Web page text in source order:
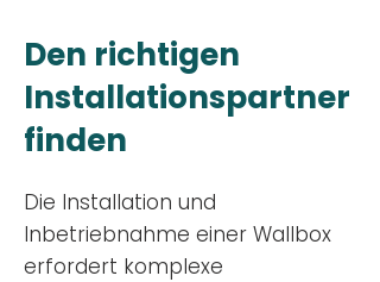
Den richtigen
Installationspartner
finden
Die Installation und
Inbetriebnahme einer Wallbox
erfordert komplexe